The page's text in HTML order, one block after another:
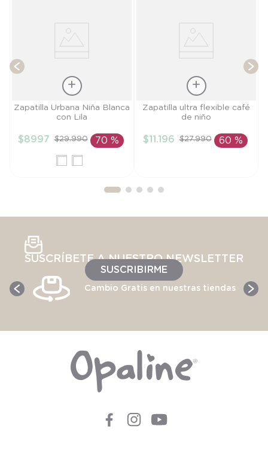
Talla
AÑADIR AL
CARRITO
Zapatilla Urbana Niña Blanca
con Lila
$8997 $29.990 70 %
Talla
AÑADIR AL
Zapatilla ultra flexible café
de niño
$11 .196 $27.990 60 %
SUSCRÍBETE A NUESTRO NEWSLETTER
SUSCRIBIRME
Cambio Gratis en nuestras tiendas